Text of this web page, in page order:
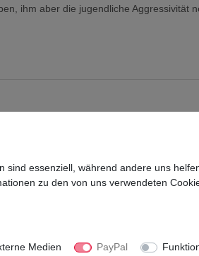
ihm aber die jugendliche Aggressivität
sind essenziell, während andere uns
zu den von uns verwendeten
Medien PayPal